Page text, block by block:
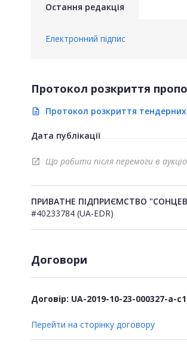
Остання редакція
Електронний підпис
Протокол розкриття
description Протокол розкриття
Дата публікації
open_in_new Що робити після перемоги в
ПРИВАТНЕ ПІДПРИЄМСТВО
#40233784 (UA-EDR)
Договори
Договір: UA-2019-10-23-000327-a-c1
Перейти на сторінку договору